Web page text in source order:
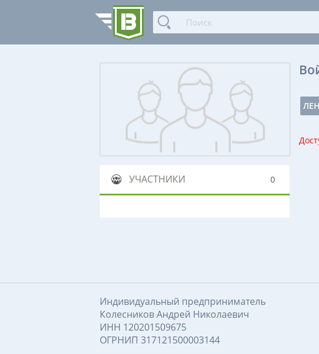
УЧАСТНИКИ 0
Индивидуальный предприниматель
Колесников Андрей Николаевич
ИНН 120201509675
ОГРНИП 317121500003144